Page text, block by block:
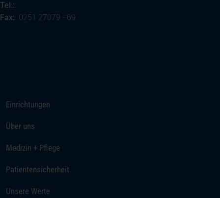
Tel.:
Fax: 0251 27079 - 69
Einrichtungen
Über uns
Medizin + Pflege
Patientensicherheit
Unsere Werte